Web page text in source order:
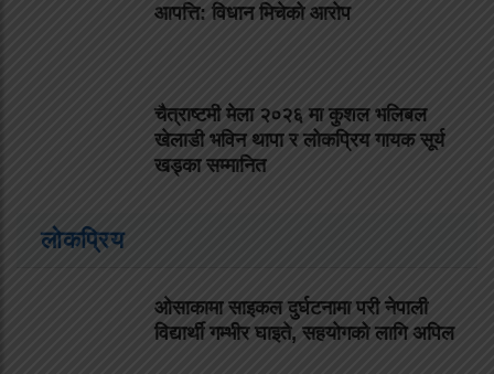
आपत्ति: विधान मिचेको आरोप
चैत्राष्टमी मेला २०२६ मा कुशल भलिबल
खेलाडी भविन थापा र लोकप्रिय गायक सूर्य
खड्का सम्मानित
लोकप्रिय
ओसाकामा साइकल दुर्घटनामा परी नेपाली
विद्यार्थी गम्भीर घाइते, सहयोगको लागि अपिल